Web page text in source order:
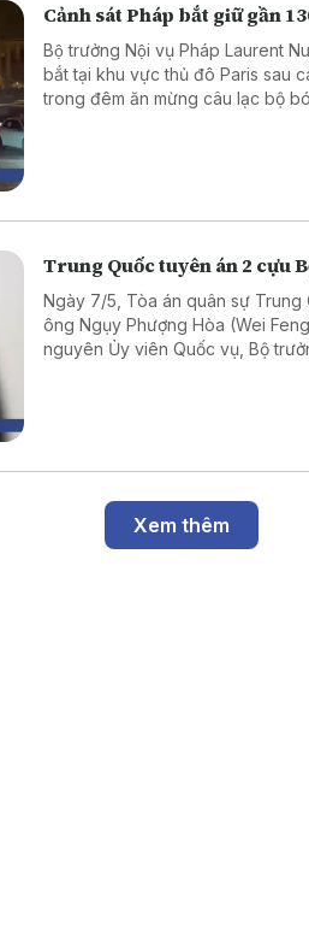
Cảnh sát Pháp bắt giữ gần
Bộ trưởng Nội vụ Pháp Laurent
bắt tại khu vực thủ đô Paris sau
trong đêm ăn mừng câu lạc bộ
Trung Quốc tuyên án 2 cựu
Ngày 7/5, Tòa án quân sự
ông Ngụy Phượng Hòa (Wei
nguyên Ủy viên Quốc vụ, Bộ
Xem thêm